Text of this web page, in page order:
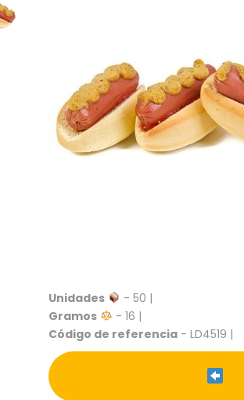
Unidades
- 50 |
Gramos
- 16 |
Código de referencia - LD4519 |